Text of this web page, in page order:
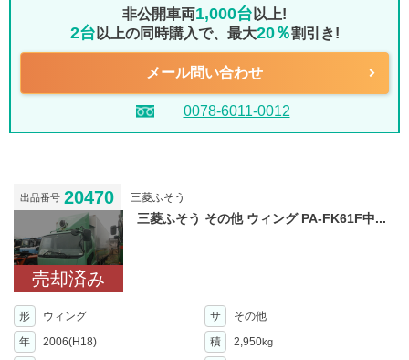
非公開車両1,000台 以上!
2台 以上の同時購入で、最大20％割引き!
メール問い合わせ
0078-6011-0012
出品番号 20470 三菱ふそう
売却済み
三菱ふそう その他 ウィング PA-FK61F中...
形 ウィング サ
その他
年
2006(H18) 積 2,950kg